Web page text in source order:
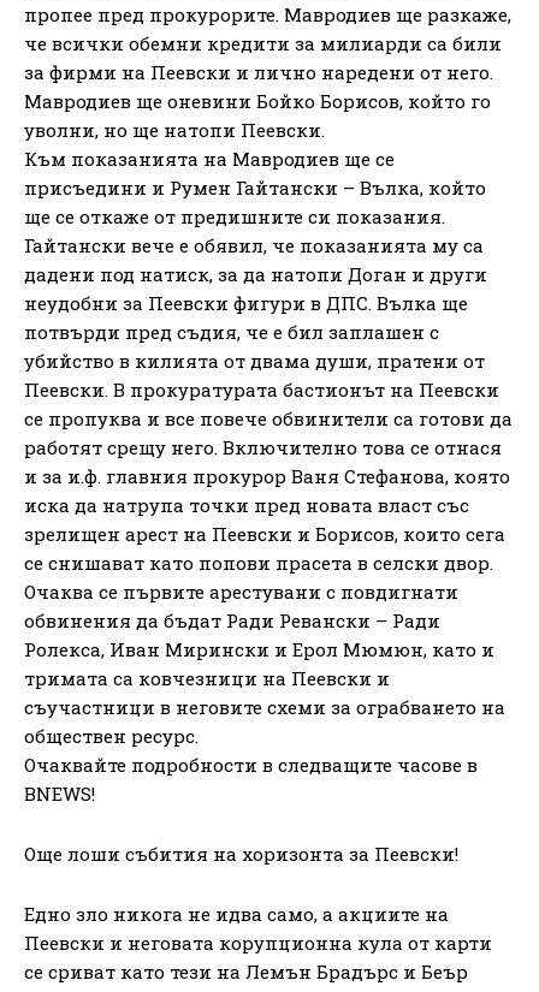
пропее пред прокурорите. Мавродиев ще разкаже,
че всички обемни кредити за милиарди са били
за фирми на Пеевски и лично наредени от него.
Мавродиев ще оневини Бойко Борисов, който го
уволни, но ще натопи Пеевски.
Към показанията на Мавродиев ще се
присъедини и Румен Гайтански – Вълка, който
ще се откаже от предишните си показания.
Гайтански вече е обявил, че показанията му са
дадени под натиск, за да натопи Доган и други
неудобни за Пеевски фигури в ДПС. Вълка ще
потвърди пред съдия, че е бил заплашен с
убийство в килията от двама души, пратени от
Пеевски. В прокуратурата бастионът на Пеевски
се пропуква и все повече обвинители са готови да
работят срещу него. Включително това се отнася
и за и.ф. главния прокурор Ваня Стефанова, която
иска да натрупа точки пред новата власт със
зрелищен арест на Пеевски и Борисов, които сега
се снишават като попови прасета в селски двор.
Очаква се първите арестувани с повдигнати
обвинения да бъдат Ради Ревански – Ради
Ролекса, Иван Мирински и Ерол Мюмюн, като и
тримата са ковчезници на Пеевски и
съучастници в неговите схеми за ограбването на
обществен ресурс.
Очаквайте подробности в следващите часове в
BNEWS!
Още лоши събития на хоризонта за Пеевски!
Едно зло никога не идва само, а акциите на
Пеевски и неговата корупционна кула от карти
се сриват като тези на Лемън Брадърс и Беър